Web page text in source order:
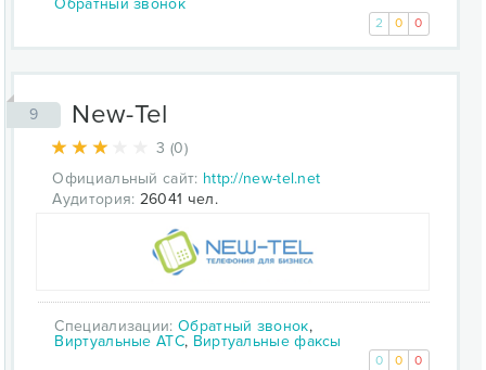
2 0 0
9 New-Tel
3 (0)
Официальный сайт: http://new-tel.net
Аудитория: 26041 чел.
Специализации: Обратный звонок,
Виртуальные АТС, Виртуальные факсы
0 0 0